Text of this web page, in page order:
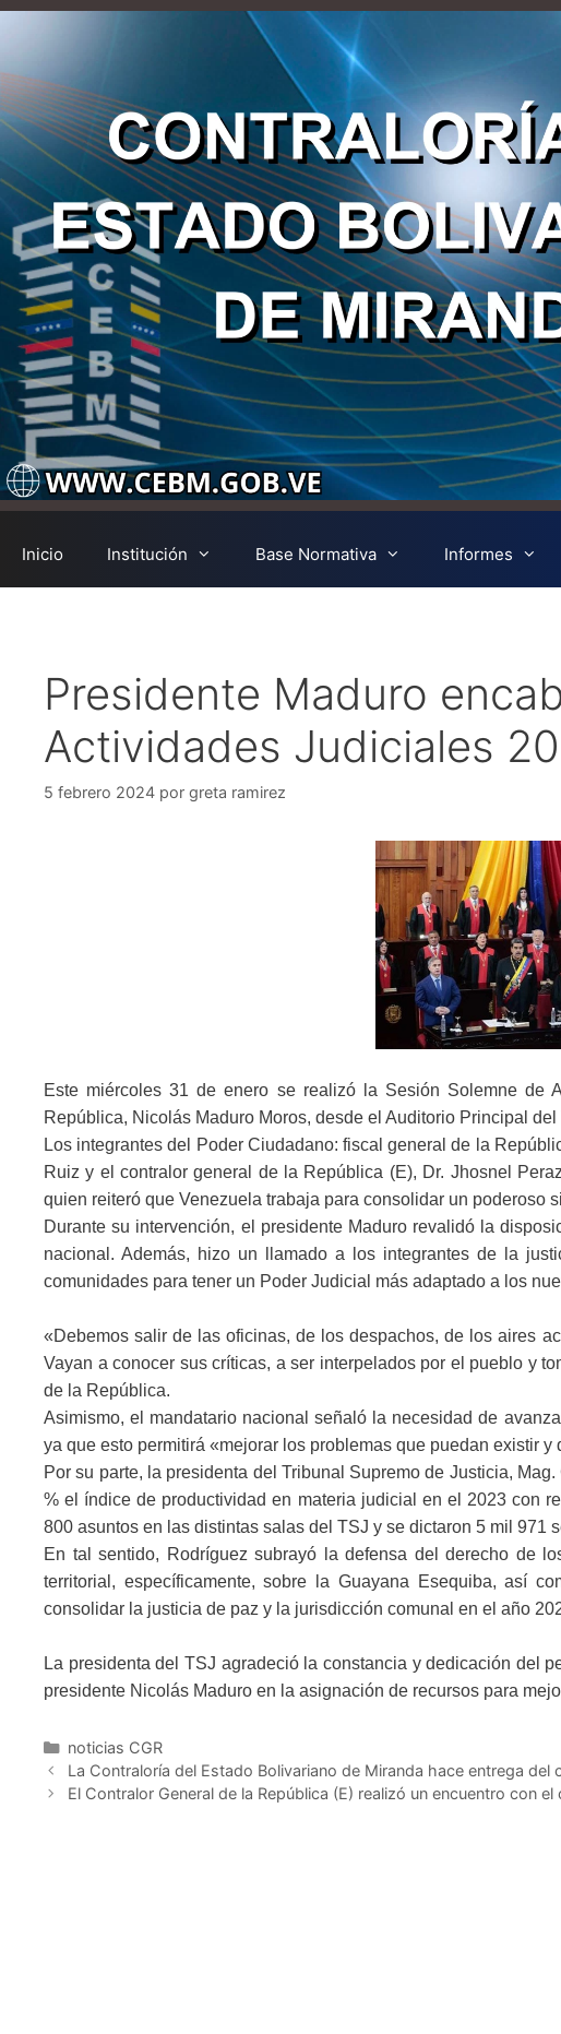
Inicio Institución Base Normativa Informes
Presidente Maduro
Actividades Judiciales
5 febrero 2024 por greta ramirez
Este miércoles 31 de enero se realizó la Sesión Solemne de
República, Nicolás Maduro Moros, desde el Auditorio Principal
Los integrantes del Poder Ciudadano: fiscal general de la
Ruiz y el contralor general de la República (E), Dr. Jhosnel
quien reiteró que Venezuela trabaja para consolidar un poderoso
Durante su intervención, el presidente Maduro revalidó la
nacional. Además, hizo un llamado a los integrantes de la
comunidades para tener un Poder Judicial más adaptado a los
«Debemos salir de las oficinas, de los despachos, de los aires
Vayan a conocer sus críticas, a ser interpelados por el pueblo y
de la República.
Asimismo, el mandatario nacional señaló la necesidad de
ya que esto permitirá «mejorar los problemas que puedan existir
Por su parte, la presidenta del Tribunal Supremo de Justicia,
% el índice de productividad en materia judicial en el 2023 con
800 asuntos en las distintas salas del TSJ y se dictaron 5 mil 971
En tal sentido, Rodríguez subrayó la defensa del derecho de
territorial, específicamente, sobre la Guayana Esequiba, así
consolidar la justicia de paz y la jurisdicción comunal en el año
La presidenta del TSJ agradeció la constancia y dedicación del
presidente Nicolás Maduro en la asignación de recursos para
noticias CGR
La Contraloría del Estado Bolivariano de Miranda hace entrega del
El Contralor General de la República (E) realizó un encuentro con